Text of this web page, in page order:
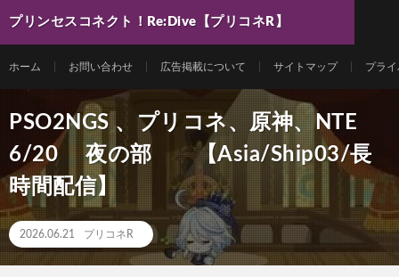
プリンセスコネクト！Re:Dive【プリコネR】
ホーム お問い合わせ 広告掲載について サイトマップ プラ
PSO2NGS 、プリコネ、原神、NTE
6/20 夜の部 【Asia/Ship03/長
時間配信】
2026.06.21 プリコネR